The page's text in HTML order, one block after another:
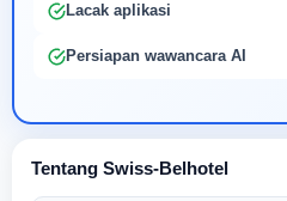
Lacak aplikasi
Persiapan wawancara AI
Tentang Swiss-Belhotel